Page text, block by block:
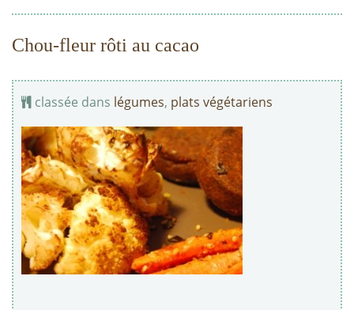
Chou-fleur rôti au cacao
classée dans légumes, plats végétariens